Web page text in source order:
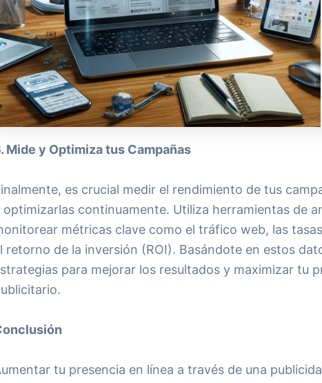
Mide y Optimiza tus Campañas
es crucial medir el rendimiento de tus
optimizarlas continuamente. Utiliza herramientas de
métricas clave como el tráfico web, las
retorno de la inversión (ROI). Basándote en estos
para mejorar los resultados y maximizar tu
tu presencia en línea a través de una